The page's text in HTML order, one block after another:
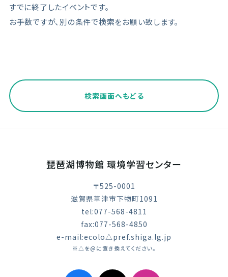
すでに終了したイベントです。
お手数ですが、別の条件で検索をお願い致します。
検索画面へもどる
琵琶湖博物館 環境学習センター
〒525-0001
滋賀県草津市下物町1091
tel:077-568-4811
fax:077-568-4850
e-mail:ecolo△pref.shiga.lg.jp
※△を@に置き換えてください。